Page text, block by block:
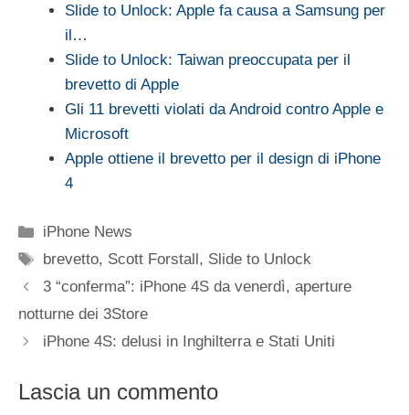
Slide to Unlock: Apple fa causa a Samsung per
il…
Slide to Unlock: Taiwan preoccupata per il
brevetto di Apple
Gli 11 brevetti violati da Android contro Apple e
Microsoft
Apple ottiene il brevetto per il design di iPhone
4
Categorie
iPhone News
Tag
brevetto, Scott Forstall , Slide to Unlock
3 “conferma”: iPhone 4S da venerdì, aperture
notturne dei 3Store
iPhone 4S: delusi in Inghilterra e Stati Uniti
Lascia un commento